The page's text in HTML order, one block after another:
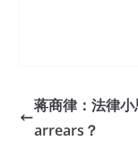
蒋商律：法律
arrears？